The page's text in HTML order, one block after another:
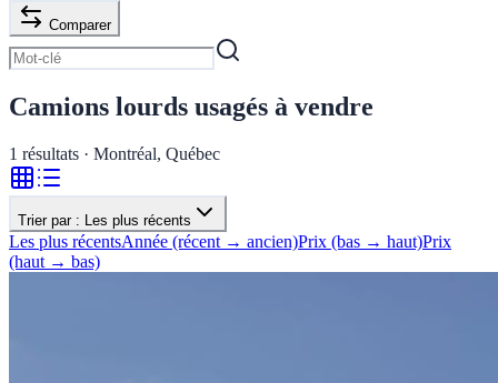
Comparer
Camions lourds usagés à vendre
1 résultats · Montréal, Québec
Trier par : Les plus récents
Les plus récentsAnnée (récent → ancien)Prix (bas → haut)Prix
(haut → bas)